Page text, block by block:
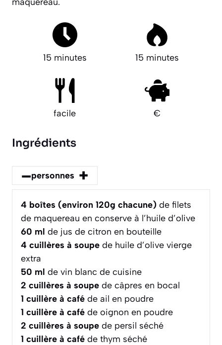
15 minutes 15 minutes
facile €
Ingrédients
–personnes +
4 boîtes (environ 120g chacune) de filets
de maquereau en conserve à l’huile d’olive
60 ml de jus de citron en bouteille
4 cuillères à soupe de huile d’olive vierge
extra
50 ml de vin blanc de cuisine
2 cuillères à soupe de câpres en bocal
1 cuillère à café de ail en poudre
1 cuillère à café de oignon en poudre
2 cuillères à soupe de persil séché
1 cuillère à café de thym séché